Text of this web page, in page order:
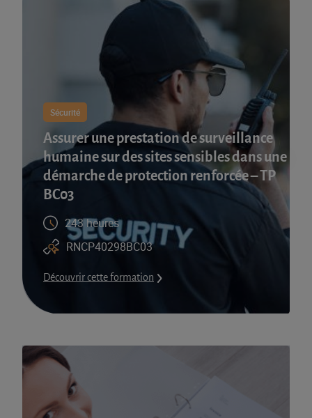
Sécurité
Assurer une prestation de surveillance
humaine sur des sites sensibles dans une
démarche de protection renforcée – TP
BC03
243 heures
RNCP40298BC03
Découvrir cette formation